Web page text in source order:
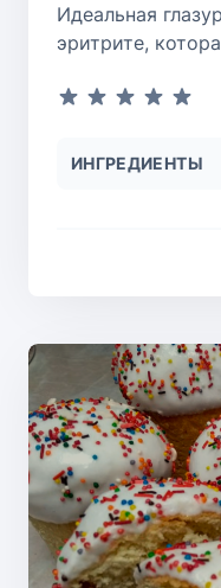
Идеальная
эритрите,
ИНГРЕДИЕНТЫ